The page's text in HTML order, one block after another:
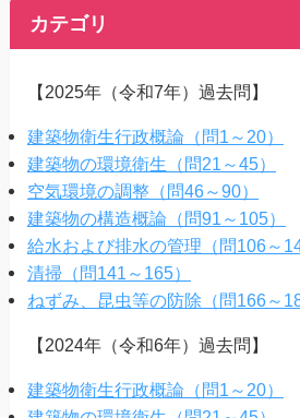
カテゴリ
【2025年（令和7年）過去問】
建築物衛生行政概論（問1～20）
建築物の環境衛生（問21～45）
空気環境の調整（問46～90）
建築物の構造概論（問91～105）
給水および排水の管理（問106～
清掃（問141～165）
ねずみ、昆虫等の防除（問166～
【2024年（令和6年）過去問】
建築物衛生行政概論（問1～20）